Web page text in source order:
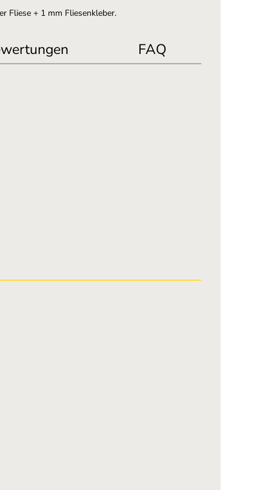
Fliese + 1 mm Fliesenkleber.
FAQ